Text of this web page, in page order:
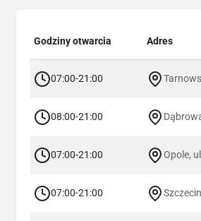
Godziny otwarcia Adres
07:00-21:00
08:00-21:00
07:00-21:00 Opole,
07:00-21:00